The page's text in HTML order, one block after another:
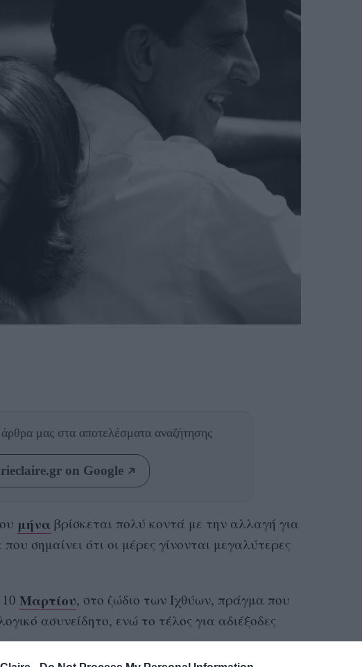
άρθρα μας στα αποτελέσματα αναζήτησης
on Google
μήνα βρίσκεται πολύ κοντά με την αλλαγή για
σημαίνει ότι οι μέρες γίνονται μεγαλύτερες
Μαρτίου, στο ζώδιο των Ιχθύων, πράγμα που
ασυνείδητο, ενώ το τέλος για αδιέξοδες